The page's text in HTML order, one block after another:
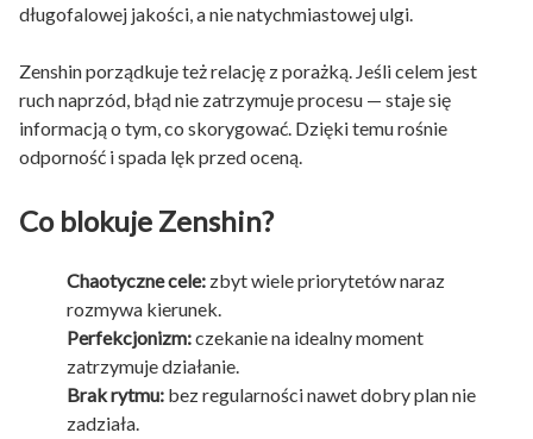
długofalowej jakości, a nie natychmiastowej ulgi.
Zenshin porządkuje też relację z porażką. Jeśli celem jest
ruch naprzód, błąd nie zatrzymuje procesu — staje się
informacją o tym, co skorygować. Dzięki temu rośnie
odporność i spada lęk przed oceną.
Co blokuje Zenshin?
Chaotyczne cele: zbyt wiele priorytetów naraz
rozmywa kierunek.
Perfekcjonizm:czekanie na idealny moment
zatrzymuje działanie.
Brak rytmu: bez regularności nawet dobry plan nie
zadziała.